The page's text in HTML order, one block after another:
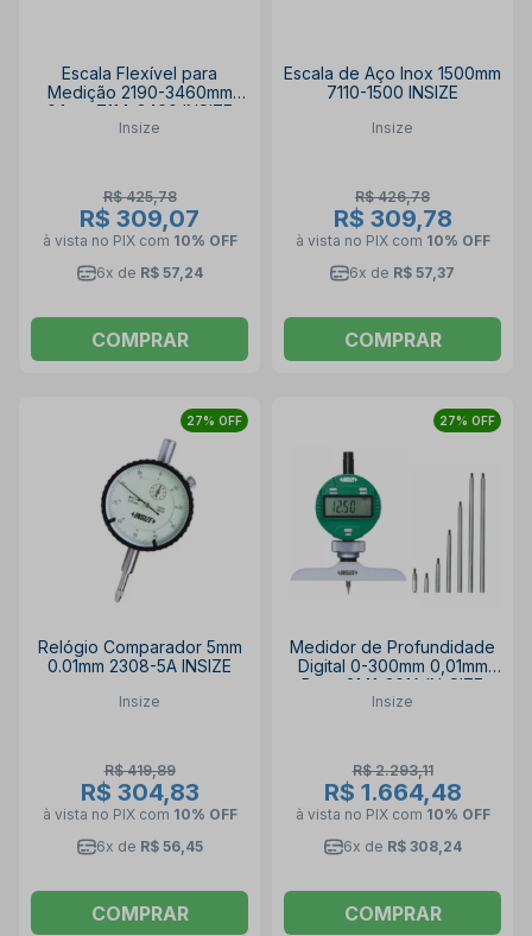
Escala Flexível para
Medição 2190-3460mm
0.1mm 7114-3460 INSIZE
Insize
R$ 425,78
R$ 309,07
à vista no PIX com 10% OFF
6x de R$ 57,24
COMPRAR
Escala de Aço Inox 1500mm
7110-1500 INSIZE
Insize
R$ 426,78
R$ 309,78
à vista no PIX com 10% OFF
6x de R$ 57,37
COMPRAR
27% OFF
Relógio Comparador 5mm
0.01mm 2308-5A INSIZE
Insize
R$ 419,89
R$ 304,83
à vista no PIX com 10% OFF
6x de R$ 56,45
COMPRAR
27% OFF
Medidor de Profundidade
Digital 0-300mm 0,01mm
Base 2141-201A IN-SIZE
Insize
R$ 2.293,11
R$ 1.664,48
à vista no PIX com 10% OFF
6x de R$ 308,24
COMPRAR